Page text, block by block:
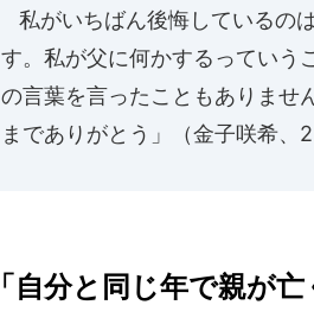
私がいちばん後悔しているの
す。私が父に何かするっていう
の言葉を言ったこともありませ
までありがとう」（金子咲希、
「自分と同じ年で親が